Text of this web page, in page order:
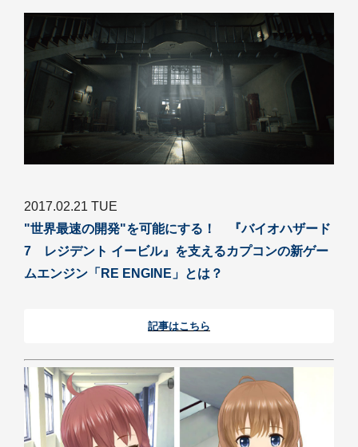
2017.02.21 TUE
"世界最速の開発"を可能にする！ 『バイオハザード
7 レジデント イービル』を支えるカプコンの新ゲー
ムエンジン「RE ENGINE」とは？
記事はこちら